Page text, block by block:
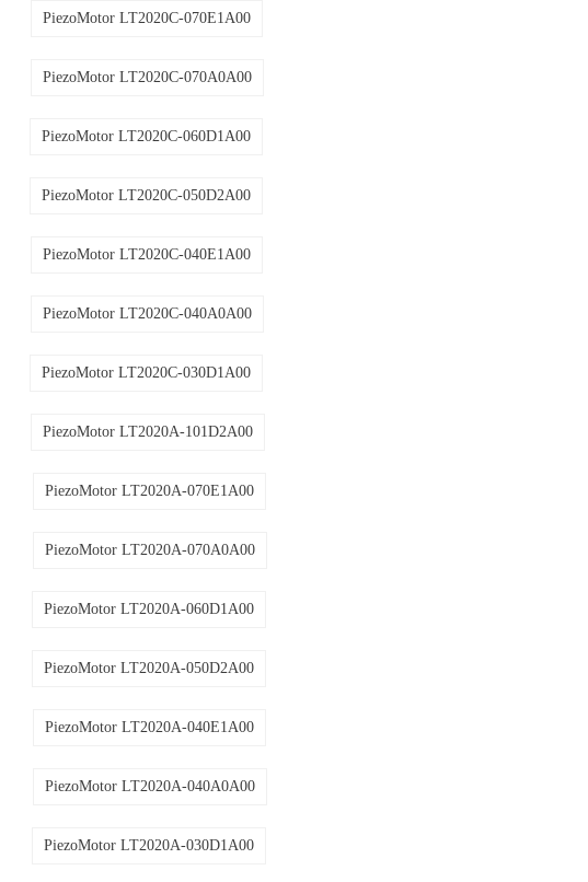
PiezoMotor LT2020C-070E1A00
PiezoMotor LT2020C-070A0A00
PiezoMotor LT2020C-060D1A00
PiezoMotor LT2020C-050D2A00
PiezoMotor LT2020C-040E1A00
PiezoMotor LT2020C-040A0A00
PiezoMotor LT2020C-030D1A00
PiezoMotor LT2020A-101D2A00
PiezoMotor LT2020A-070E1A00
PiezoMotor LT2020A-070A0A00
PiezoMotor LT2020A-060D1A00
PiezoMotor LT2020A-050D2A00
PiezoMotor LT2020A-040E1A00
PiezoMotor LT2020A-040A0A00
PiezoMotor LT2020A-030D1A00